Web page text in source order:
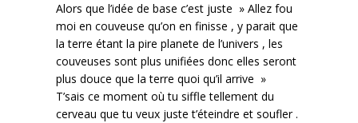
Alors que l’idée de base c’est juste » Allez fou
moi en couveuse qu’on en finisse , y parait que
la terre étant la pire planete de l’univers , les
couveuses sont plus unifiées donc elles seront
plus douce que la terre quoi qu’il arrive »
T’sais ce moment où tu siffle tellement du
cerveau que tu veux juste t’éteindre et soufler .